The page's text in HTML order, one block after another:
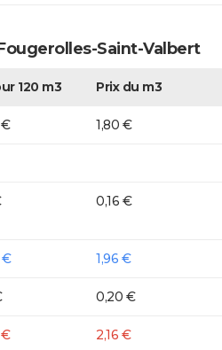
Saint-Valbert
120 m3 Prix du m3
€ 1,80 €
0,16 €
€ 1,96 €
0,20 €
€ 2,16 €